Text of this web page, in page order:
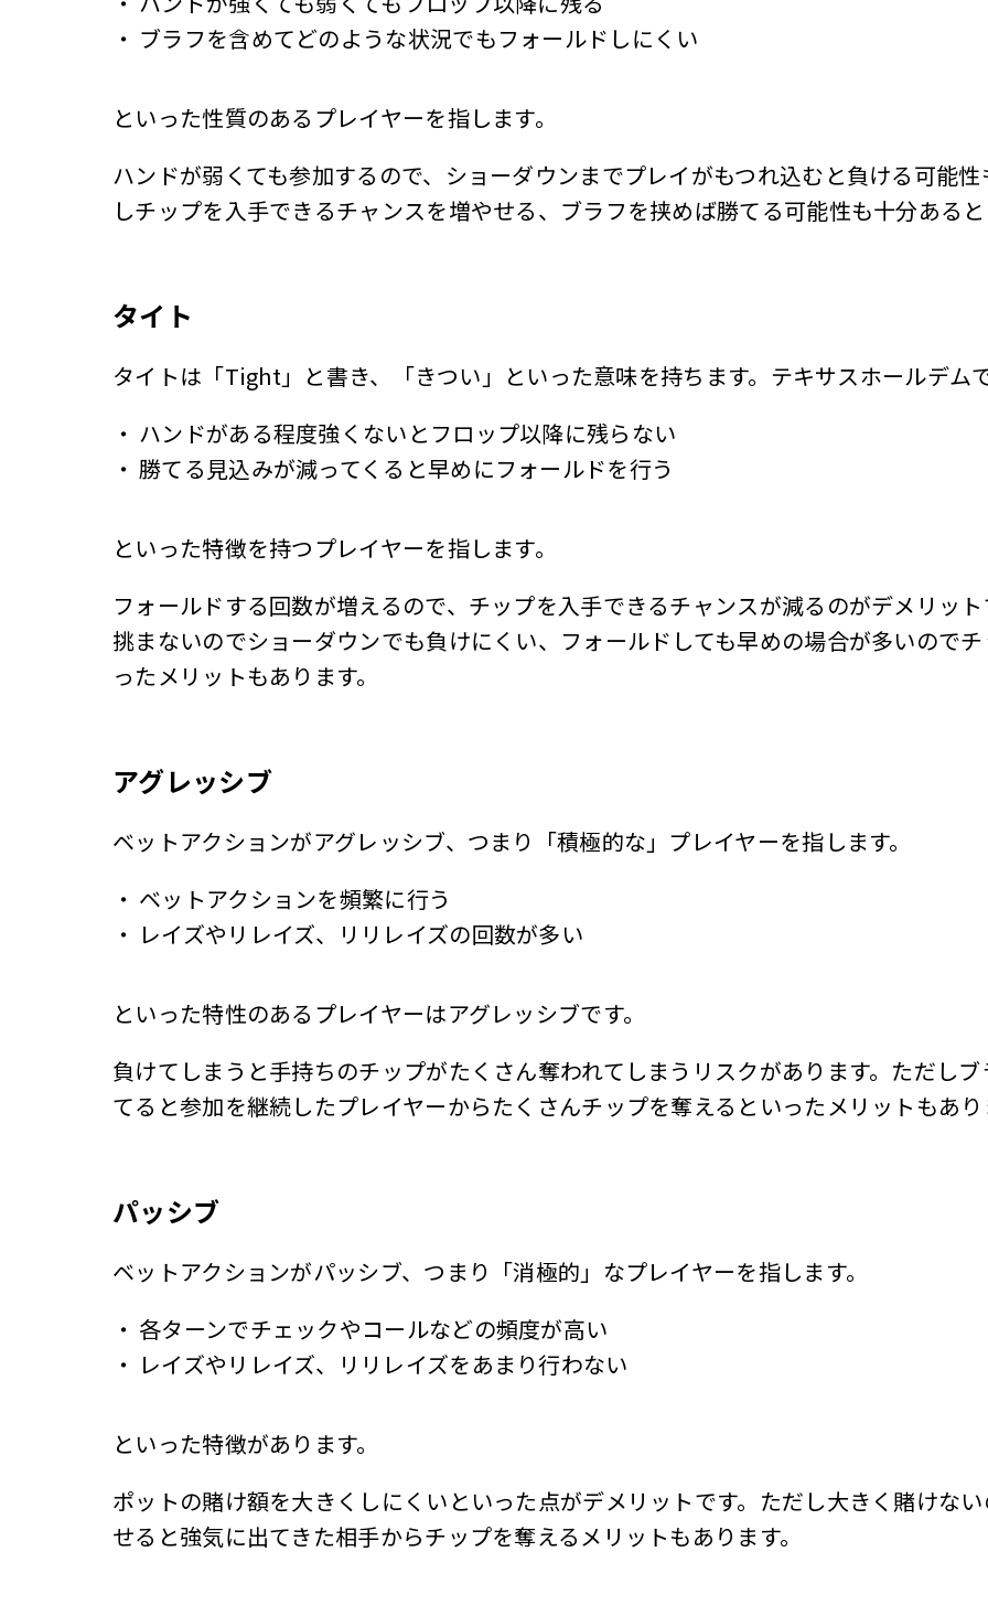
・ ブラフを含めてどのような状況でもフォールドしにくい
といった性質のあるプレイヤーを指します。
ハンドが弱くても参加するので、ショーダウンまでプレイがもつれ込むと負ける可能
しチップを入手できるチャンスを増やせる、ブラフを挟めば勝てる可能性も十分ある
タイト
タイトは「Tight」と書き、「きつい」といった意味を持ちます。テキサスホールデム
・ ハンドがある程度強くないとフロップ以降に残らない
・ 勝てる見込みが減ってくると早めにフォールドを行う
といった特徴を持つプレイヤーを指します。
フォールドする回数が増えるので、チップを入手できるチャンスが減るのがデメリッ
挑まないのでショーダウンでも負けにくい、フォールドしても早めの場合が多いので
ったメリットもあります。
アグレッシブ
ベットアクションがアグレッシブ、つまり「積極的な」プレイヤーを指します。
・ ベットアクションを頻繁に行う
・ レイズやリレイズ、リリレイズの回数が多い
といった特性のあるプレイヤーはアグレッシブです。
負けてしまうと手持ちのチップがたくさん奪われてしまうリスクがあります。ただし
てると参加を継続したプレイヤーからたくさんチップを奪えるといったメリットもあ
パッシブ
ベットアクションがパッシブ、つまり「消極的」なプレイヤーを指します。
・ 各ターンでチェックやコールなどの頻度が高い
・ レイズやリレイズ、リリレイズをあまり行わない
といった特徴があります。
ポットの賭け額を大きくしにくいといった点がデメリットです。ただし大きく賭けな
せると強気に出てきた相手からチップを奪えるメリットもあります。